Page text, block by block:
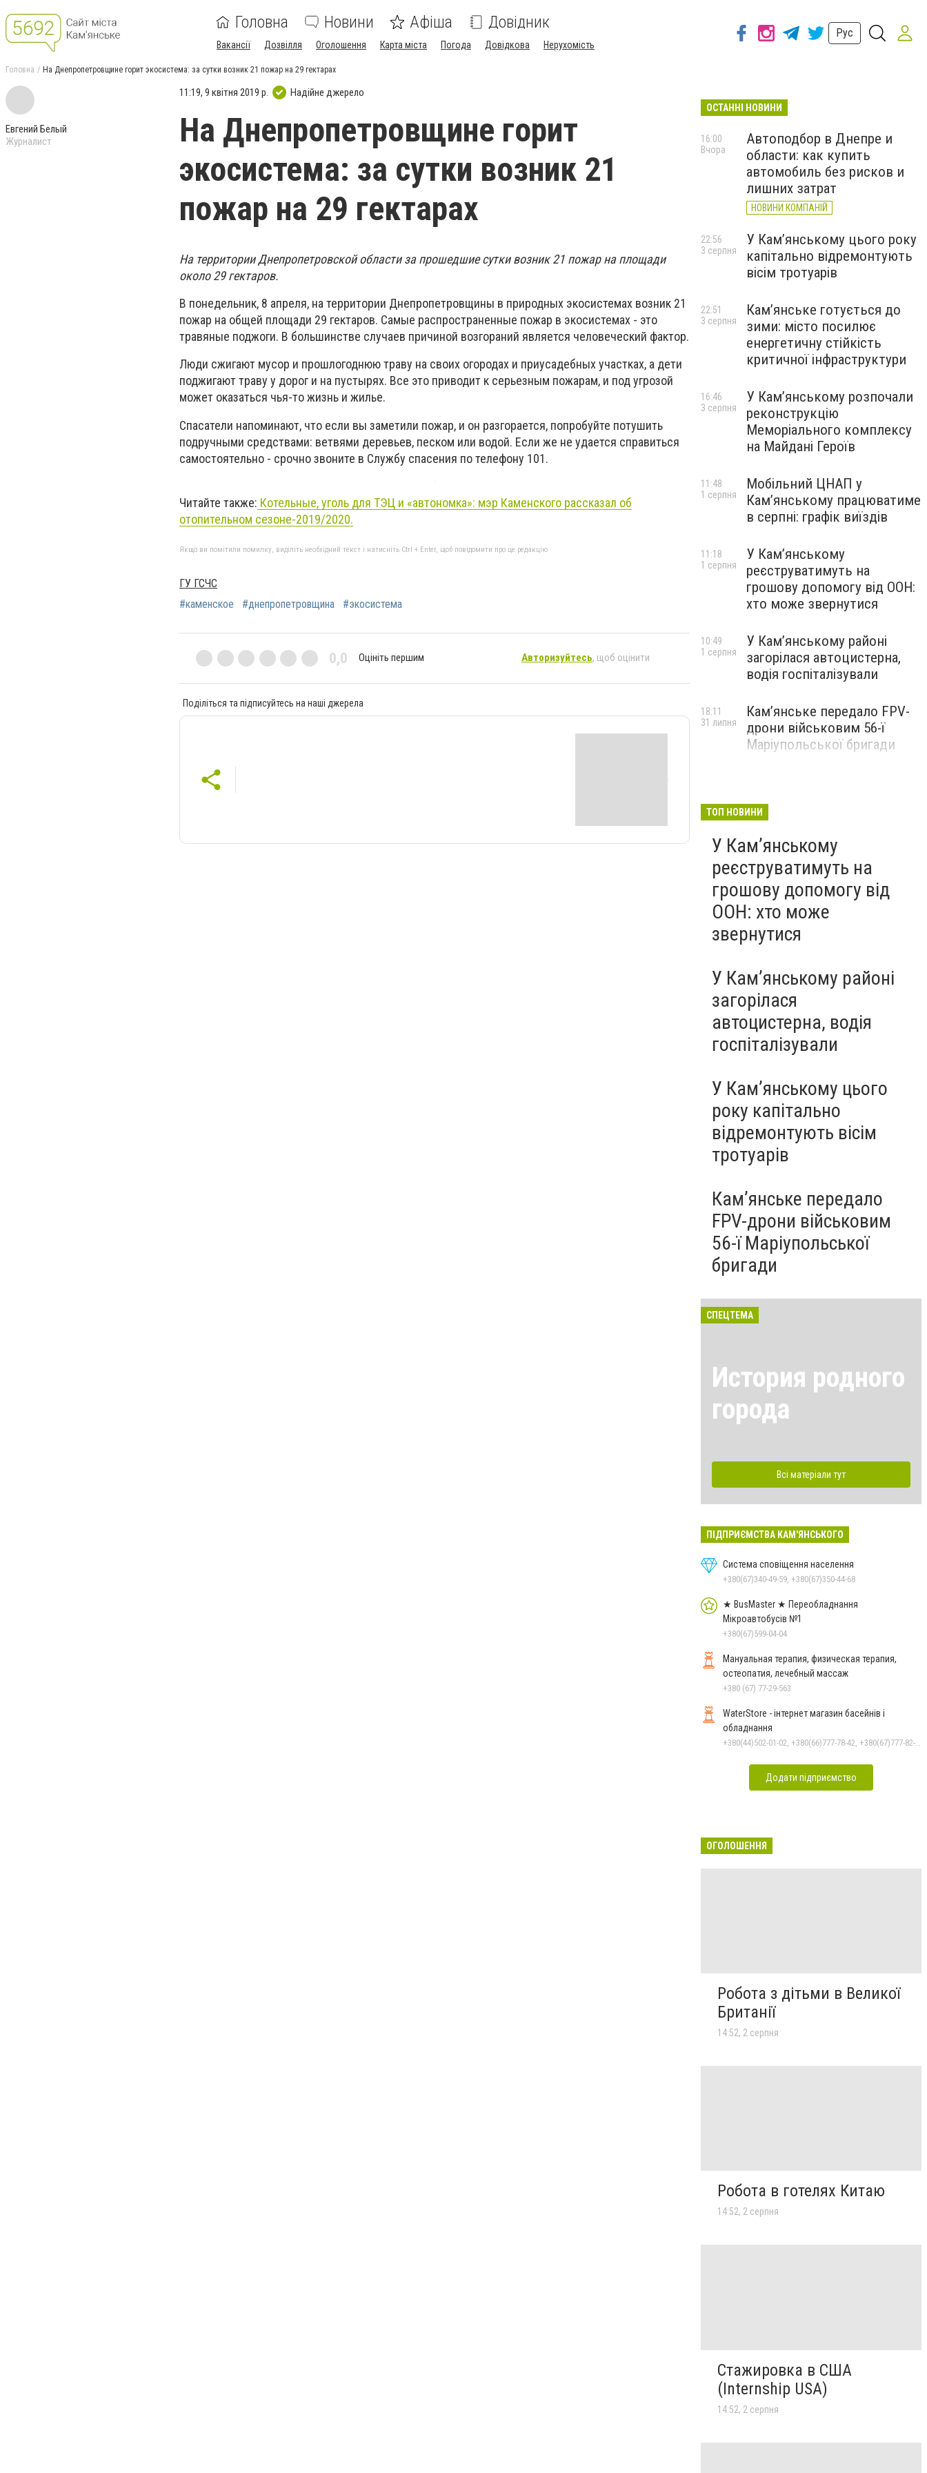
Головна Новини Афіша Довідник
Вакансії Дозвілля Оголошення Карта міста Погода Довідкова Нерухомість
Рус
Головна На Днепропетровщине горит экосистема: за сутки возник 21 пожар на 29 гектарах
Евгений Белый
Журналист
11:19, 9 квітня 2019 р. Надійне джерело
На Днепропетровщине горит
экосистема: за сутки возник 21
пожар на 29 гектарах
На территории Днепропетровской области за прошедшие сутки возник 21 пожар на площади
около 29 гектаров.
В понедельник, 8 апреля, на территории Днепропетровщины в природных экосистемах возник 21
пожар на общей площади 29 гектаров. Самые распространенные пожар в экосистемах - это
травяные поджоги. В большинстве случаев причиной возгораний является человеческий фактор.
Люди сжигают мусор и прошлогоднюю траву на своих огородах и приусадебных участках, а дети
поджигают траву у дорог и на пустырях. Все это приводит к серьезным пожарам, и под угрозой
может оказаться чья-то жизнь и жилье.
Спасатели напоминают, что если вы заметили пожар, и он разгорается, попробуйте потушить
подручными средствами: ветвями деревьев, песком или водой. Если же не удается справиться
самостоятельно - срочно звоните в Службу спасения по телефону 101.
Читайте также: Котельные, уголь для ТЭЦ и «автономка»: мэр Каменского рассказал об
отопительном сезоне-2019/2020.
Якщо ви помітили помилку, виділіть необхідний текст і натисніть Ctrl + Enter, щоб повідомити про це редакцію
ГУ ГСЧС
#каменское
#днепропетровщина #экосистема
0,0 Оцініть першим Авторизуйтесь, щоб оцінити
Поділіться та підписуйтесь на наші джерела
ОСТАННІ НОВИНИ
Автоподбор в Днепре и
области: как купить
автомобиль без рисков и
лишних затрат
НОВИНИ КОМПАНІЙ
16:00
Вчора
У Кам’янському цього року
капітально відремонтують
вісім тротуарів
22:56
3 серпня
Кам’янське готується до
зими: місто посилює
енергетичну стійкість
критичної інфраструктури
22:51
3 серпня
У Кам’янському розпочали
реконструкцію
Меморіального комплексу
на Майдані Героїв
16:46
3 серпня
Мобільний ЦНАП у
Кам’янському працюватиме
в серпні: графік виїздів
11:48
1 серпня
У Кам’янському
реєструватимуть на
грошову допомогу від ООН:
хто може звернутися
11:18
1 серпня
У Кам’янському районі
загорілася автоцистерна,
водія госпіталізували
10:49
1 серпня
Кам’янське передало FPV-
дрони військовим 56-ї
Маріупольської бригади
18:11
31 липня
ТОП НОВИНИ
У Кам’янському
реєструватимуть на
грошову допомогу від
ООН: хто може
звернутися
У Кам’янському районі
загорілася
автоцистерна, водія
госпіталізували
У Кам’янському цього
року капітально
відремонтують вісім
тротуарів
Кам’янське передало
FPV-дрони військовим
56-ї Маріупольської
бригади
СПЕЦТЕМА
История родного
города
Всі матеріали тут
ПІДПРИЄМСТВА КАМ'ЯНСЬКОГО
Система сповіщення населення
+380(67)340-49-59, +380(67)350-44-68
★ BusMaster ★ Переобладнання
Мікроавтобусів №1
+380(67)599-04-04
Мануальная терапия, физическая терапия,
остеопатия, лечебный массаж
+380 (67) 77-29-563
WaterStore - інтернет магазин басейнів і
обладнання
Додати підприємство
ОГОЛОШЕННЯ
Робота з дітьми в Великої
Британії
14:52, 2 серпня
Робота в готелях Китаю
14:52, 2 серпня
Стажировка в США
(Internship USA)
14:52, 2 серпня